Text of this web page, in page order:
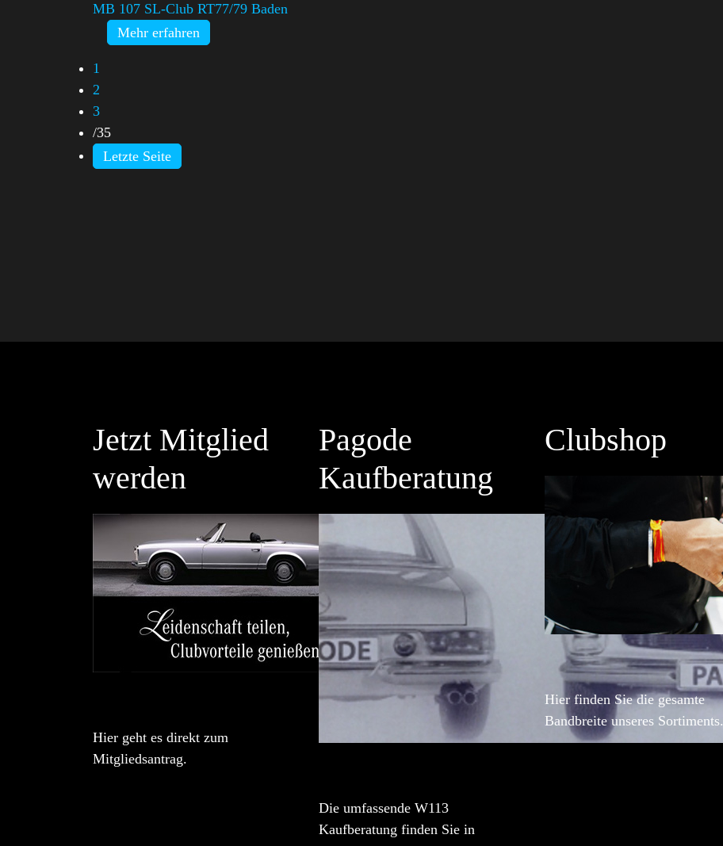
MB 107 SL-Club RT77/79 Baden
Mehr erfahren
1
2
3
/35
Letzte Seite
Jetzt Mitglied
werden
Hier geht es direkt zum
Mitgliedsantrag.
Pagode
Kaufberatung
Die umfassende W113
Kaufberatung finden Sie in
Clubshop
Hier finden Sie die gesamte
Bandbreite unseres Sortiments.